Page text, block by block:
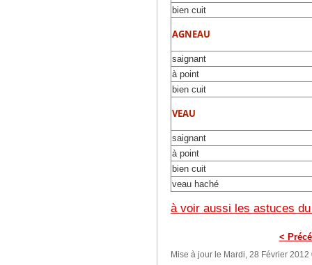
bien cuit
AGNEAU
saignant
à point
bien cuit
VEAU
saignant
à point
bien cuit
veau haché
à voir aussi les astuces
<
Mise à jour le Mardi, 28 Février 2012